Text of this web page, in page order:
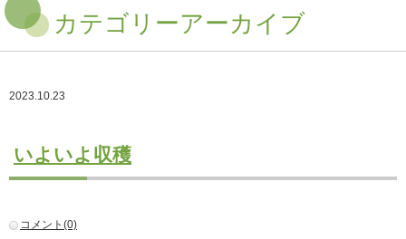
コンセプト 会社概要
事業案内
カテゴリーアーカイブ
2023.10.23
いよいよ収穫
コメント(0)